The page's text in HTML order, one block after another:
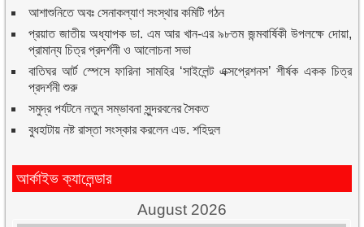
আশাশুনিতে অবঃ সেনাকল্যাণ সংস্থার কমিটি গঠন
প্রয়াত জাতীয় অধ্যাপক ডা. এম আর খান-এর ৯৮তম জন্মবার্ষিকী উপলক্ষে দোয়া,
প্রামান্য চিত্র প্রদর্শনী ও আলোচনা সভা
বাতিঘর আর্ট স্পেসে ফারিনা সামহির ‘সাইলেন্ট এক্সপ্রেশনস’ শীর্ষক একক চিত্র
প্রদর্শনী শুরু
সমুদ্র পর্যটনে নতুন সম্ভাবনা সুন্দরবনের সৈকত
বুধহাটায় নষ্ট রাস্তা সংস্কার করলেন এড. শহিদুল
আর্কাইভ ক্যালেন্ডার
August 2026